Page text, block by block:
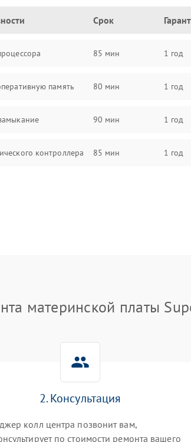
Срок
85 мин 1 год
память 80 мин 1 год
90 мин 1 год
контроллера 85 мин 1 год
материнской платы
2. Консультация
колл центра позвонит вам,
по стоимости ремонта вашего